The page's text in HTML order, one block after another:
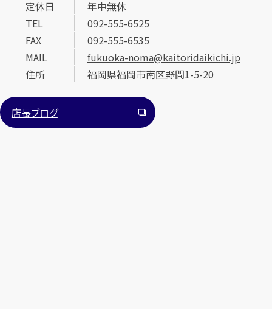
定休日
年中無休
TEL
092-555-6525
FAX
092-555-6535
MAIL
fukuoka-noma@kaitoridaikichi.jp
住所
福岡県福岡市南区野間1-5-20
店長ブログ